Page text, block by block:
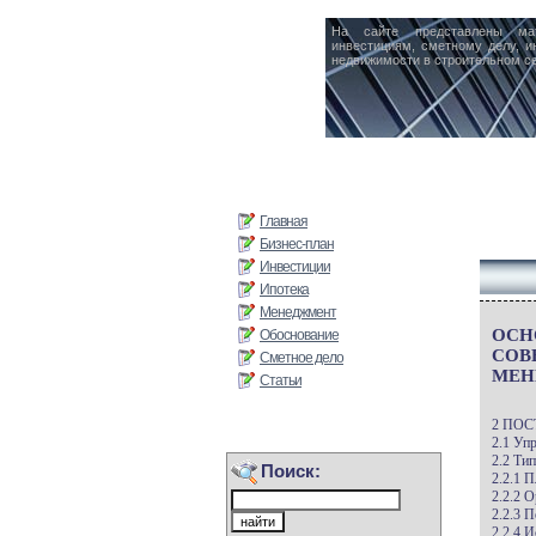
На сайте представлены
инвестициям, сметному делу,
недвижимости в строительном
Главная
Бизнес-план
Инвестиции
Ипотека
Менеджмент
Обоснование
Сметное дело
Статьи
Поиск:
2
2.1
2.2
2.2.1
2.2.2
2.2.3
2.2.4